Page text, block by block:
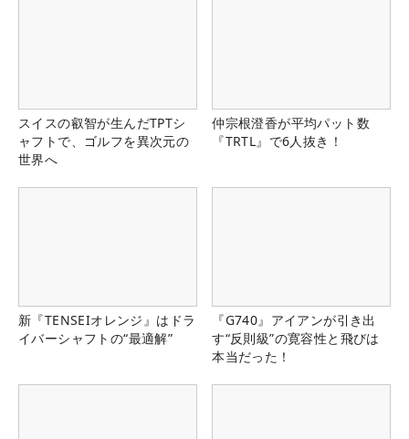
スイスの叡智が生んだTPTシ
ャフトで、ゴルフを異次元の
世界へ
仲宗根澄香が平均パット数
『TRTL』で6人抜き！
新『TENSEIオレンジ』はドラ
イバーシャフトの“最適解”
『G740』アイアンが引き出
す“反則級”の寛容性と飛びは
本当だった！